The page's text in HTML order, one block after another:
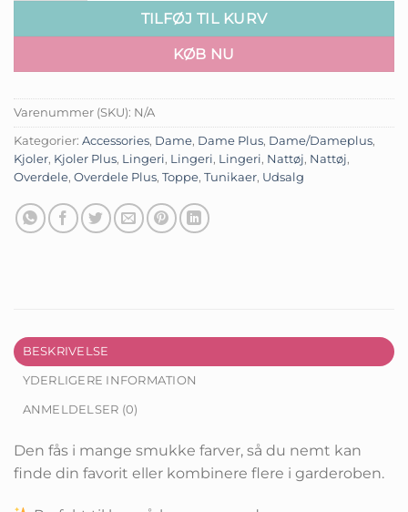
TILFØJ TIL KURV
KØB NU
Varenummer (SKU): N/A
Kategorier: Accessories, Dame, Dame Plus, Dame/Dameplus,
Kjoler, Kjoler Plus, Lingeri, Lingeri, Lingeri, Nattøj, Nattøj,
Overdele, Overdele Plus, Toppe, Tunikaer, Udsalg
BESKRIVELSE
YDERLIGERE INFORMATION
ANMELDELSER (0)
Den fås i mange smukke farver, så du nemt kan
finde din favorit eller kombinere flere i garderoben.